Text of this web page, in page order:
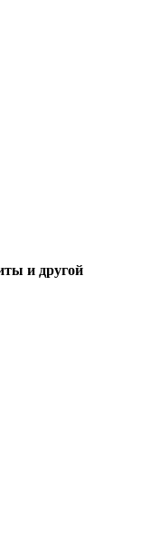
и другой